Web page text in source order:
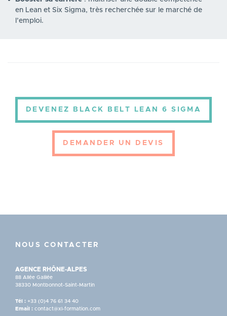
en Lean et Six Sigma, très recherchée sur le marché de
l’emploi.
DEVENEZ BLACK BELT LEAN 6 SIGMA
DEMANDER UN DEVIS
NOUS CONTACTER
AGENCE RHÔNE-ALPES
88 Allée Galilée
38330 Montbonnot-Saint-Martin
Tél : +33 (0)4 76 61 34 40
Email : contact@xl-formation.com